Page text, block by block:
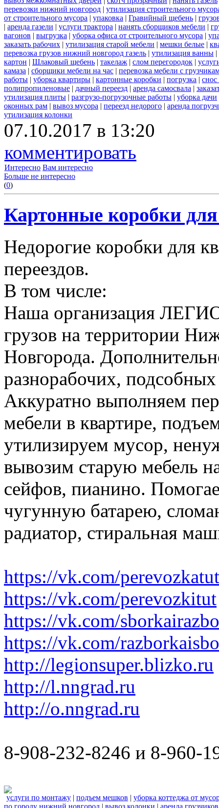
перевозки нижний новгород | утилизация строительного
от строительного мусора | упаковка | Гравийный щебень |
| аренда газели | услуги трактора | нанять сборщиков мебели |
вагонов | выгрузка | уборка офиса от строительного мусора |
заказать рабочих | утилизация старой мебели | мешки белые |
перевозка грузов нижний новгород газель | утилизация ванны |
картон | Шлаковый щебень | такелаж | слом перегородок |
камаза | сборщики мебели на час | перевозка мебели с
работы | уборка квартиры | картонные коробки | погрузка | снос
полипропиленовые | дачный переезд | аренда самосвала |
утилизация плиты | разгрузо-погрузочные работы | уборка дачи
оконных рам | вывоз мусора | переезд недорого | аренда
утилизация колонки
07.10.2017 в 13:20
комментировать
Интересно Вам интересно
Больше не интересно
(0)
Картонные коробки для
Недорогие коробки для
переездов.
В том числе:
Наша организация
грузов на территории
Новгорода.
разнорабочих,
Аккуратно выполняем
мебели в квартире,
утилизируем мусор,
вывозим старую мебель
сейфов, пианино.
чугунную батарею,
радиатор, стиральная
https://vk.com/perevozkatut
https://vk.com/perevozkitut
https://vk.com/
https://vk.com/
http://legionsuper.blizko.ru
http://l.nngrad.ru
http://o.nngrad.ru
8-908-232-8246 и 8-960-
услуги по монтажу | подъем мешков | уборка коттеджа от
по городу нижний новгород | вывоз колонки | аренда грузчиков